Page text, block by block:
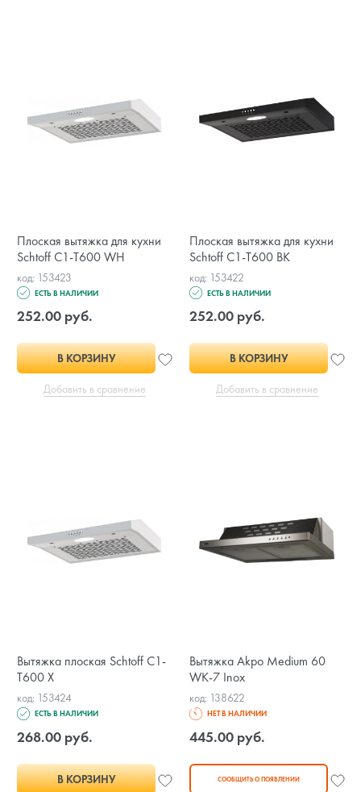
Плоская вытяжка для кухни
Schtoff C1-T600 WH
код: 153423
ЕСТЬ В НАЛИЧИИ
252.00 руб.
В КОРЗИНУ
Добавить в сравнение
Плоская вытяжка для кухни
Schtoff C1-T600 BK
код: 153422
ЕСТЬ В НАЛИЧИИ
252.00 руб.
В КОРЗИНУ
Добавить в сравнение
Вытяжка плоская Schtoff C1-
T600 X
код: 153424
ЕСТЬ В НАЛИЧИИ
268.00 руб.
В КОРЗИНУ
Вытяжка Akpo Medium 60
WK-7 Inox
код: 138622
НЕТ В НАЛИЧИИ
445.00 руб.
СООБЩИТЬ О ПОЯВЛЕНИИ